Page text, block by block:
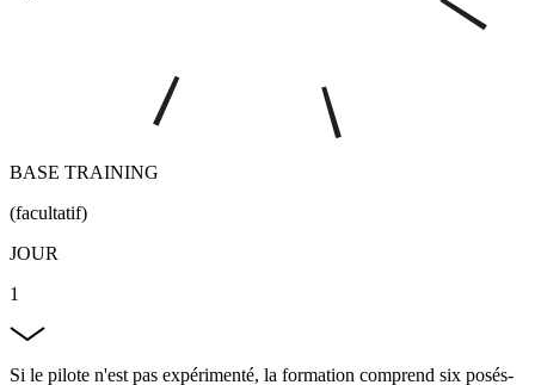
BASE TRAINING
(facultatif)
JOUR
1
Si le pilote n'est pas expérimenté, la formation comprend six posés-